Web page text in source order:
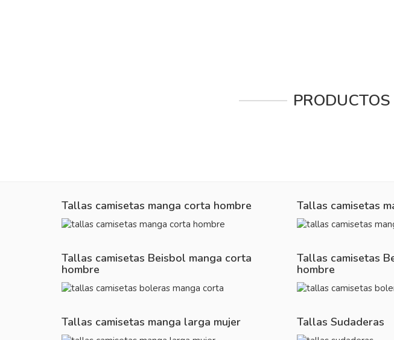
Tallas camisetas manga corta hombre Tallas camisetas
Tallas camisetas Beisbol manga corta
hombre
Tallas camisetas
hombre
Tallas camisetas manga larga mujer Tallas Sudaderas